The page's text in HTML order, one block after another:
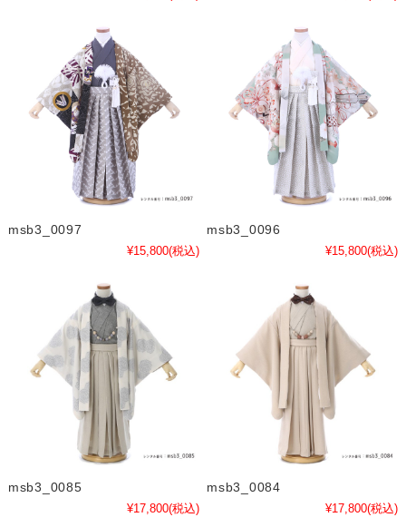
msb3_0097
¥15,800(税込)
msb3_0096
¥15,800(税込)
msb3_0085
¥17,800(税込)
msb3_0084
¥17,800(税込)